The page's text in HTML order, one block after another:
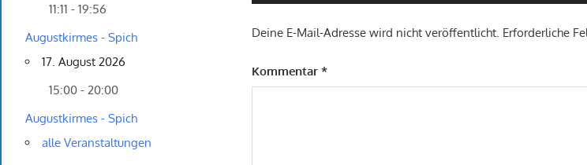
Deine E-Mail-Adresse wird nicht veröffentlicht. Erforderliche
Kommentar*
11:11 - 19:56
Augustkirmes - Spich
17. August 2026
15:00 - 20:00
Augustkirmes - Spich
alle Veranstaltungen